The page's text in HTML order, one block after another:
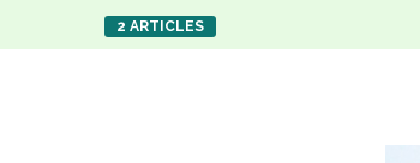
2 ARTICLES